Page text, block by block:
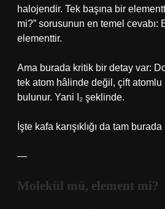
halojendir. Tek başına bir
mi?” sorusunun en temel cevabı:
elementtir.
Ama burada kritik bir detay var:
tek atom hâlinde değil, çift
bulunur. Yani I₂ şeklinde.
İşte kafa karışıklığı da tam burada
—
Molekül mü, element mi?